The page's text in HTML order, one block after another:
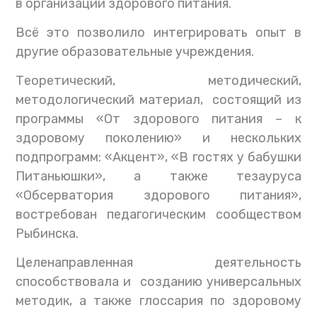
в организации здорового питания.
Всё это позволило интегрировать опыт в
другие образовательные учреждения.
Теоретический, методический,
методологический материал, состоящий из
программы «От здорового питания – к
здоровому поколению» и нескольких
подпрограмм: «Акцент», «В гостях у бабушки
Питаньюшки», а также тезауруса
«Обсерватория здорового питания»,
востребован педагогическим сообществом
Рыбинска.
Целенаправленная деятельность
способствовала и созданию универсальных
методик, а также глоссария по здоровому